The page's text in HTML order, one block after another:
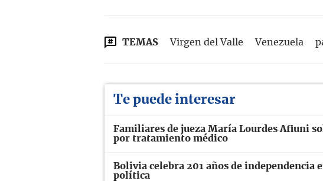
TEMAS Virgen del Valle Venezuela
Te puede interesar
Familiares de jueza María Lourdes Afiuni
por tratamiento médico
Bolivia celebra 201 años de independencia
política